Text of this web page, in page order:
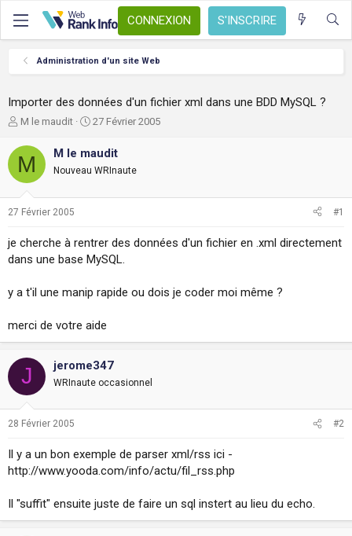
CONNEXION S'INSCRIRE
Administration d'un site Web
Importer des données d'un fichier xml dans une BDD MySQL ?
A
t
e
d
a
d
s
s
i
M le maudit
D
t
d
u
t
27 Février 2005
M M le maudit
Nouveau WRInaute
27 Février 2005 #1
je cherche à rentrer des données d'un fichier en .xml directement
dans une base MySQL.
y a t'il une manip rapide ou dois je coder moi même ?
merci de votre aide
J jerome347
WRInaute occasionnel
28 Février 2005 #2
Il y a un bon exemple de parser xml/rss ici -
http://www.yooda.com/info/actu/fil_rss.php
Il "suffit" ensuite juste de faire un sql instert au lieu du echo.